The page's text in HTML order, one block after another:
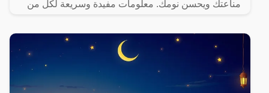
مناعتك ويحسن نومك. معلومات مفيدة وسريعة لكل من